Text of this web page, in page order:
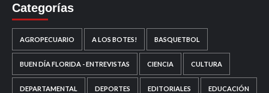
Categorías
AGROPECUARIO A LOS BOTES! BASQUETBOL
BUEN DÍA FLORIDA - ENTREVISTAS CIENCIA CULTURA
DEPARTAMENTAL DEPORTES EDITORIALES EDUCACIÓN